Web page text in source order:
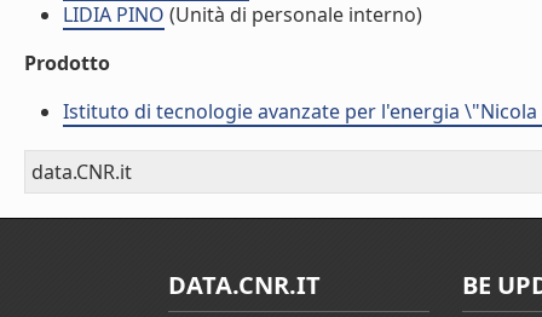
LIDIA PINO (Unità di personale interno)
Prodotto
Istituto di tecnologie avanzate per l'energia \"Nicola
data.CNR.it
DATA.CNR.IT BE